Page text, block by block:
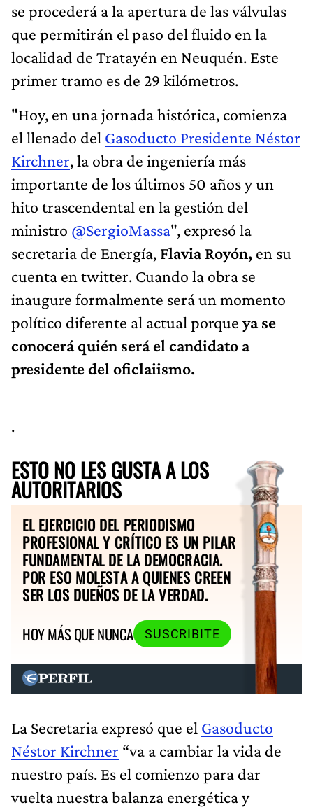
se procederá a la apertura de las válvulas
que permitirán el paso del fluido en la
localidad de Tratayén en Neuquén. Este
primer tramo es de 29 kilómetros.
"Hoy, en una jornada histórica, comienza
el llenado del Gasoducto Presidente Néstor
Kirchner, la obra de ingeniería más
importante de los últimos 50 años y un
hito trascendental en la gestión del
ministro @SergioMassa", expresó la
secretaria de Energía, Flavia Royón, en su
cuenta en twitter. Cuando la obra se
inaugure formalmente será un momento
político diferente al actual porqueya se
conocerá quién será el candidato a
presidente del oficlaiismo.
.
ESTO NO LES GUSTA A LOS
AUTORITARIOS
EL EJERCICIO DEL PERIODISMO
PROFESIONAL Y CRÍTICO ES UN PILAR
FUNDAMENTAL DE LA DEMOCRACIA.
POR ESO MOLESTA A QUIENES CREEN
SER LOS DUEÑOS DE LA VERDAD.
HOY MÁS QUE NUNCA
SUSCRIBITE
La Secretaria expresó que el Gasoducto
Néstor Kirchner “va a cambiar la vida de
nuestro país. Es el comienzo para dar
vuelta nuestra balanza energética y